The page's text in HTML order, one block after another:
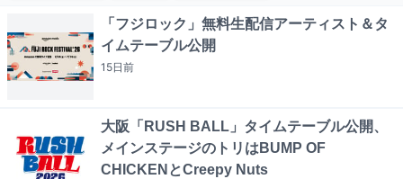
「フジロック」無料生配信アーティスト＆タ
イムテーブル公開
15日前
大阪「RUSH BALL」タイムテーブル公開、
メインステージのトリはBUMP OF
CHICKENとCreepy Nuts